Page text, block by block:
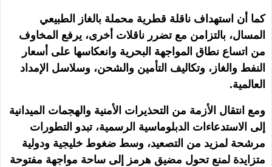
كما أن استهداف ناقلة قطرية محملة بالغاز الطبيعي
المسال، بالتزامن مع تضرر ناقلات أخرى، يرفع المخاوف
من اتساع نطاق المواجهة البحرية وانعكاسها على أسعار
النفط والغاز، وتكاليف التأمين والشحن، وسلاسل الإمداد
العالمية.
ومع انتقال الأزمة من التحذيرات الأمنية والهجمات الميدانية
إلى الاستدعاءات الدبلوماسية الرسمية، تبدو التطورات
مرشحة لمزيد من التصعيد، وسط ضغوط خليجية ودولية
متزايدة لمنع تحول مضيق هرمز إلى ساحة مواجهة مفتوحة